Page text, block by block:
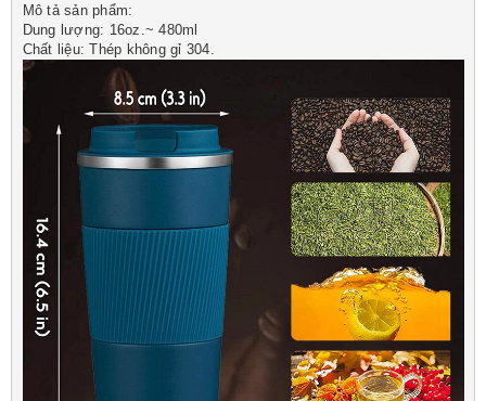
Mô tả sản phẩm:
Dung lượng: 16oz.~ 480ml